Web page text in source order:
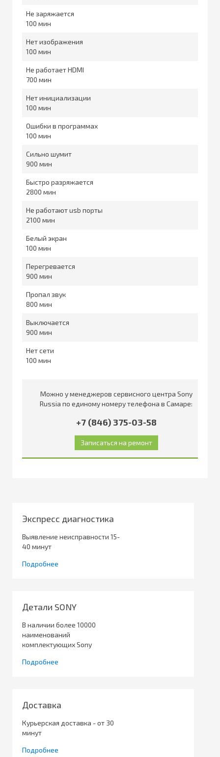
Не заряжается
100
Нет изображения
100
Не работает HDMI
700
Нет инициализации
100
Ошибки в программах
100
Сильно шумит
900
Быстро разряжается
2800
Не работают usb порты
2100
Белый экран
100
Перегревается
900
Пропал звук
800
Выключается
900
Нет сети
100
Можно у менеджеров сервисного центра Sony
Russia по единому номеру телефона в Самаре:
+7 (846) 375-03-58
Экспресс диагностика
Выявление неисправности 15-
40 минут
Подробнее
Детали SONY
В наличии более 10000
наименований
комплектующих Sony
Подробнее
Доставка
Курьерская доставка - от 30
минут
Подробнее